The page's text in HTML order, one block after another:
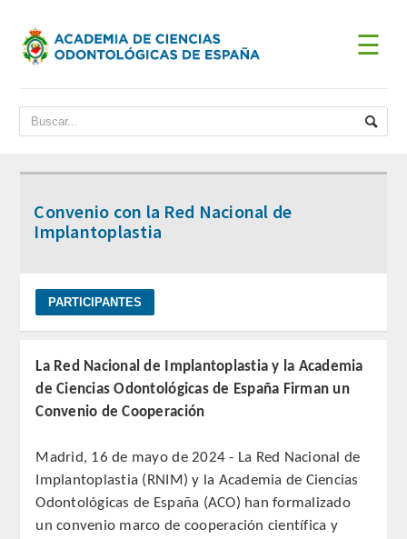
ACADEMIA
BIENVENIDA DEL PRESIDENTE
DATOS HISTÓRICOS
Presidentes
JUNTA DE GOBIERNO
ESTATUTOS
ACADEMICOS
☰
Convenio con la Red Nacional de
Implantoplastia
La Red Nacional de Implantoplastia y la Academia
de Ciencias Odontológicas de España Firman un
Convenio de Cooperación
Madrid, 16 de mayo de 2024 - La Red Nacional de
Implantoplastia (RNIM) y la Academia de Ciencias
Odontológicas de España (ACO) han formalizado
un convenio marco de cooperación científica y